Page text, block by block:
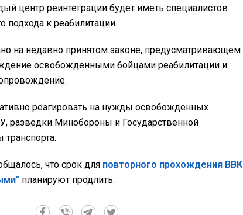
центр реинтеграции будет иметь специалистов
подхода к реабилитации.
на недавно принятом законе, предусматривающем
освобожденными бойцами реабилитации и
реагировать на нужды освобожденных
разведки Минобороны и Государственной
что срок для повторного прохождения ВВК
планируют продлить.